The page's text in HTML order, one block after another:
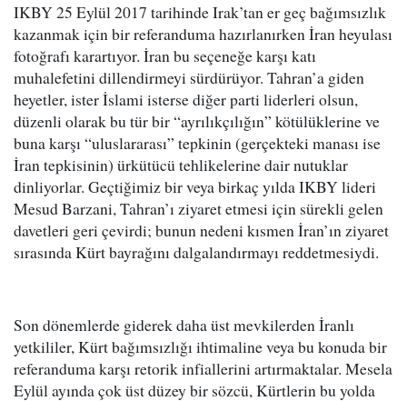
IKBY 25 Eylül 2017 tarihinde Irak’tan er geç bağımsızlık
kazanmak için bir referanduma hazırlanırken İran heyulası
fotoğrafı karartıyor. İran bu seçeneğe karşı katı
muhalefetini dillendirmeyi sürdürüyor. Tahran’a giden
heyetler, ister İslami isterse diğer parti liderleri olsun,
düzenli olarak bu tür bir “ayrılıkçılığın” kötülüklerine ve
buna karşı “uluslararası” tepkinin (gerçekteki manası ise
İran tepkisinin) ürkütücü tehlikelerine dair nutuklar
dinliyorlar. Geçtiğimiz bir veya birkaç yılda IKBY lideri
Mesud Barzani, Tahran’ı ziyaret etmesi için sürekli gelen
davetleri geri çevirdi; bunun nedeni kısmen İran’ın ziyaret
sırasında Kürt bayrağını dalgalandırmayı reddetmesiydi.
Son dönemlerde giderek daha üst mevkilerden İranlı
yetkililer, Kürt bağımsızlığı ihtimaline veya bu konuda bir
referanduma karşı retorik infiallerini artırmaktalar. Mesela
Eylül ayında çok üst düzey bir sözcü, Kürtlerin bu yolda